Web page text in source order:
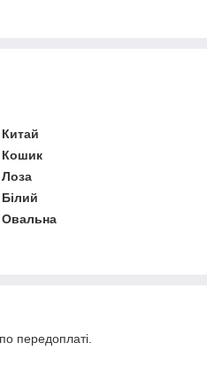
Китай
Кошик
Лоза
Білий
Овальна
передоплаті.